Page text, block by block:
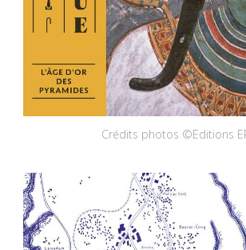
Crédits photos ©Editions